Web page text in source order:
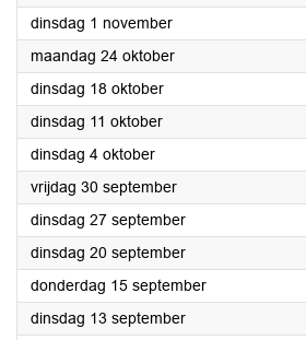
dinsdag 1 november2022
maandag 24 oktober2022
dinsdag 18 oktober2022
dinsdag 11 oktober2022
dinsdag 4 oktober2022
vrijdag 30 september2022
dinsdag 27 september2022
dinsdag 20 september2022
donderdag 15 september2022
dinsdag 13 september2022